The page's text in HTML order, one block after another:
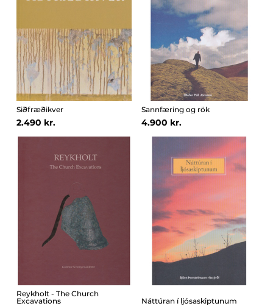
Siðfræðikver
2.490 kr.
Sannfæring og rök
4.900 kr.
Reykholt - The Church
Excavations
Náttúran í ljósaskiptunum